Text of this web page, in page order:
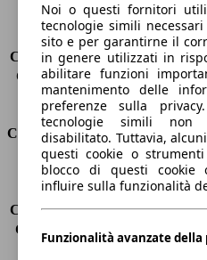
Sedili
5
Carico sul tetto
-
Capacità di traino (senza freni) -
Capacità di traino (con freni)
Volume del bagagliaio
Consumi
Emissioni di CO2*
124 g/
Consumo (urbano)
5.3 l/
Consumo (extra-urbano) 5.5 l/
Consumo (combinato)*
5.4 l/
Noi o questi fornitori
tecnologie simili
sito e per garantirne il
in genere utilizzati in
abilitare funzioni
mantenimento delle
preferenze sulla
tecnologie simili non
disabilitato. Tuttavia,
questi cookie o
blocco di questi cookie
influire sulla funzionalità
Funzionalità avanzate della